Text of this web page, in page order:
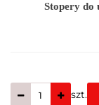
Stopery do
szt.